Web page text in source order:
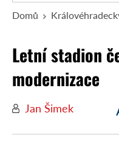
Domů
Letní stadion
modernizace
Jan Šimek